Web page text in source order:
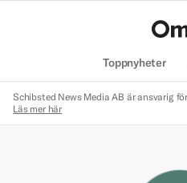
Toppnyheter
Schibsted News Media AB är ansvarig
Läs mer här